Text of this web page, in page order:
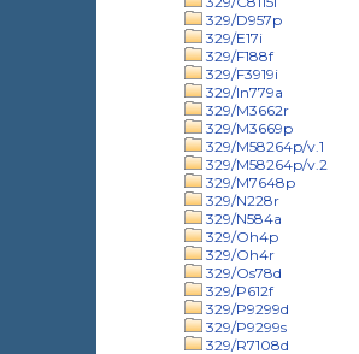
329/D957p
329/E17i
329/F188f
329/F3919i
329/In779a
329/M3662r
329/M3669p
329/M58264p/v.1
329/M58264p/v.2
329/M7648p
329/N228r
329/N584a
329/Oh4p
329/Oh4r
329/Os78d
329/P612f
329/P9299d
329/P9299s
329/R7108d